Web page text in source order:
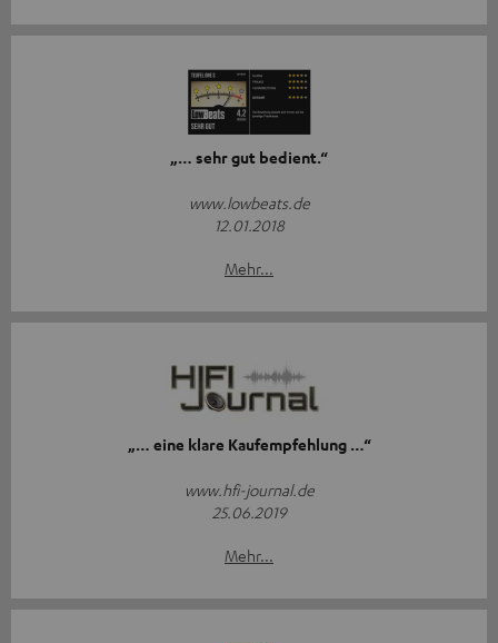
„… sehr gut bedient.“
www.lowbeats.de
12.01.2018
Mehr...
„… eine klare Kaufempfehlung …“
www.hfi-journal.de
25.06.2019
Mehr...